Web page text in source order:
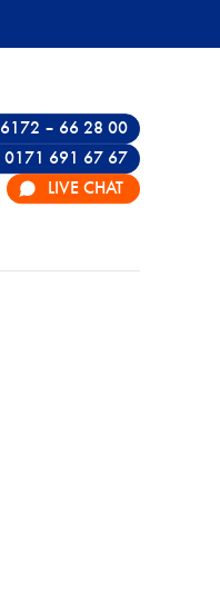
– 66 28 00
0171 691 67 67
LIVE CHAT